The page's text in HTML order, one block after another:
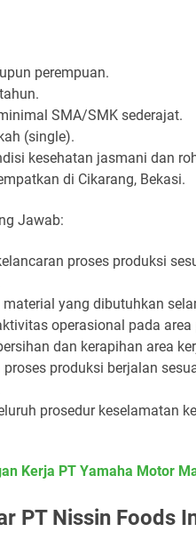
perempuan.
SMA/SMK sederajat.
(single).
kesehatan jasmani dan
di Cikarang, Bekasi.
Jawab:
proses produksi
yang dibutuhkan
operasional pada
dan kerapihan area
produksi berjalan
prosedur keselamatan
Kerja PT Yamaha Motor
PT Nissin Foods